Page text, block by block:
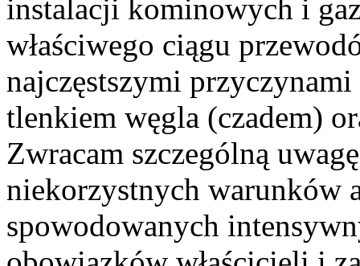
instalacji kominowych i
właściwego ciągu
najczęstszymi
tlenkiem węgla (czadem)
Zwracam szczególną
niekorzystnych warunków
spowodowanych